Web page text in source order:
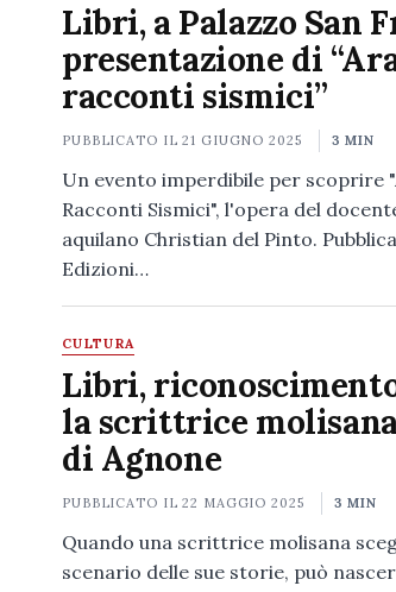
Libri, a Palazzo San
presentazione di
racconti sismici”
PUBBLICATO IL21 GIUGNO 2025 3 MIN
Un evento imperdibile per scoprire
Racconti Sismici", l'opera del
aquilano Christian del Pinto.
Edizioni…
CULTURA
Libri,
la scrittrice
di Agnone
PUBBLICATO IL22 MAGGIO 2025 3 MIN
Quando una scrittrice molisana
scenario delle sue storie, può